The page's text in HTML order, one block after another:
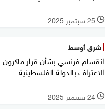
l 25 سبتمبر 2025
شرق أوسط
انقسام فرنسي بشأن قرار ماكرون
الاعتراف بالدولة الفلسطينية
l 24 سبتمبر 2025